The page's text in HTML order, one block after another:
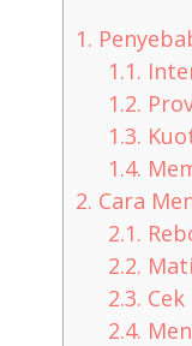
1.
1.1.
1.2.
1.3.
1.4.
2. Cara
2.1.
2.2.
2.3.
2.4.